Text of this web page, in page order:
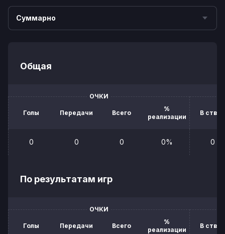
Суммарно
Общая
ОЧКИ
Голы Передачи Всего
%
реализации
В створ
0 0 0 0% 0
По результатам игр
ОЧКИ
Голы Передачи Всего
%
реализации
В створ